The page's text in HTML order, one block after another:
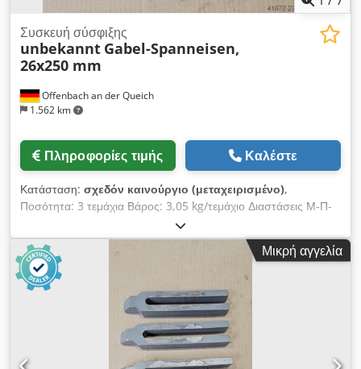
Offenbach an der Queich
1.562 km
Συσκευή σύσφιξης
unbekannt Gabel-Spanneisen,
26x250 mm
Πληροφορίες τιμής Καλέστε
Κατάσταση: σχεδόν καινούργιο (μεταχειρισμένο),
Ποσότητα: 3 τεμάχια Βάρος: 3,05 kg/τεμάχιο Διαστάσεις Μ-Π-
Υ: 250 x 66 x 40 mm Σφήνα δαγκάνας με λοξοτομή, DIN 6315
B, πλάτος σχισμής × πλήρες μήκος: 26×250 mm >> Τεχνική
περιγραφή >> --> Πλάτος σχισμής: 26 mm --> Πλήρες μήκος:
250 mm --> Για κοχλίες σύσφιξης: M24 Dsdpfx Apjzd E Urjtjkr
--> Ύψος: 40 mm --> Πλάτος: 66 mm --> Τύπος: 6315 B -->
Τύπος προϊόντος: Spanneisen (σφήνα σύσφιξης)
Μικρή αγγελία